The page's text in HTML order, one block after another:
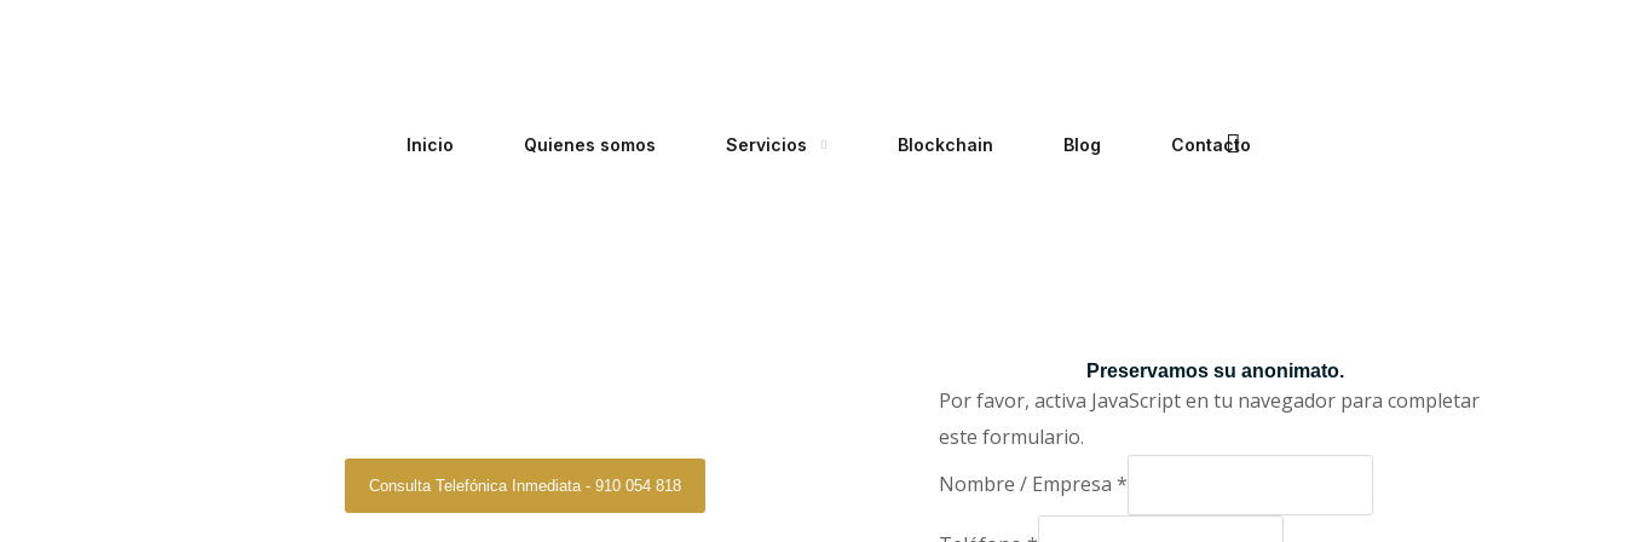
Inicio Quienes somos Servicios Blockchain Blog Contacto
Consulta Telefónica Inmediata - 910 054 818
Preservamos su anonimato.
Por favor, activa JavaScript en tu navegador para completar
este formulario.
Nombre / Empresa*